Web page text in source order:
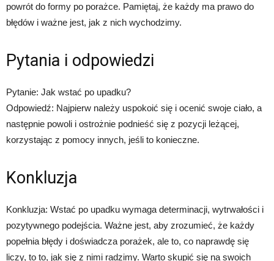
powrót do formy po porażce. Pamiętaj, że każdy ma prawo do
błędów i ważne jest, jak z nich wychodzimy.
Pytania i odpowiedzi
Pytanie: Jak wstać po upadku?
Odpowiedź: Najpierw należy uspokoić się i ocenić swoje ciało, a
następnie powoli i ostrożnie podnieść się z pozycji leżącej,
korzystając z pomocy innych, jeśli to konieczne.
Konkluzja
Konkluzja: Wstać po upadku wymaga determinacji, wytrwałości i
pozytywnego podejścia. Ważne jest, aby zrozumieć, że każdy
popełnia błędy i doświadcza porażek, ale to, co naprawdę się
liczy, to to, jak się z nimi radzimy. Warto skupić się na swoich